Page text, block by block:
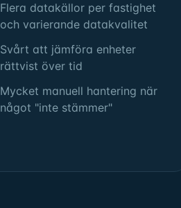
Flera datakällor per fastighet
och varierande datakvalitet
Svårt att jämföra enheter
rättvist över tid
Mycket manuell hantering när
något "inte stämmer"